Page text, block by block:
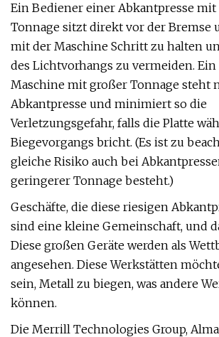
Ein Bediener einer Abkantpresse
Tonnage sitzt direkt vor der Bremse
mit der Maschine Schritt zu halten
des Lichtvorhangs zu vermeiden.
Maschine mit großer Tonnage steht
Abkantpresse und minimiert so die
Verletzungsgefahr, falls die Platte
Biegevorgangs bricht. (Es ist zu
gleiche Risiko auch bei
geringerer Tonnage besteht.)
Geschäfte, die diese riesigen
sind eine kleine Gemeinschaft, und
Diese großen Geräte werden als
angesehen. Diese Werkstätten
sein, Metall zu biegen, was andere
können.
Die Merrill Technologies Group,